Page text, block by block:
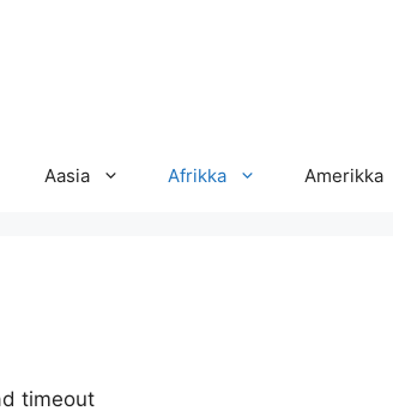
Aasia Afrikka Amerikka
timeout